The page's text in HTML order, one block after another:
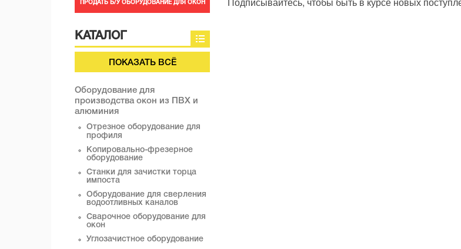
ПРОДАТЬ Б/У ОБОРУДОВАНИЕ ДЛЯ ОКОН
КАТАЛОГ
ПОКАЗАТЬ ВСЁ
Оборудование для
производства окон из ПВХ и
алюминия
Отрезное оборудование для
профиля
Копировально-фрезерное
оборудование
Станки для зачистки торца
импоста
Оборудование для сверления
водоотливных каналов
Сварочное оборудование для
окон
Углозачистное оборудование